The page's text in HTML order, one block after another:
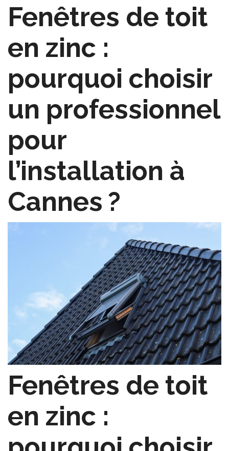
Fenêtres de toit
en zinc :
pourquoi choisir
un professionnel
pour
l’installation à
Cannes ?
Fenêtres de toit
en zinc :